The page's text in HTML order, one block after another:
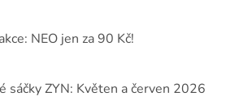
NEO jen za 90 Kč!
sáčky ZYN: Květen a červen 2026